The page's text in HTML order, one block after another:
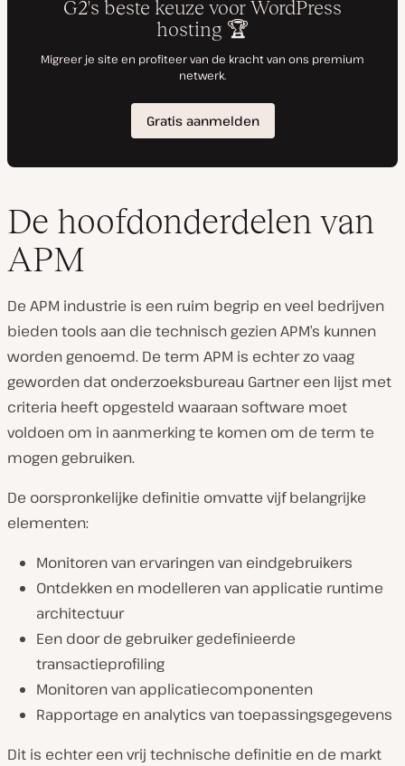
De hoofdonderdelen van
APM
De APM industrie is een ruim begrip en veel bedrijven
bieden tools aan die technisch gezien APM’s kunnen
worden genoemd. De term APM is echter zo vaag
geworden dat onderzoeksbureau Gartner een lijst met
criteria heeft opgesteld waaraan software moet
voldoen om in aanmerking te komen om de term te
mogen gebruiken.
De oorspronkelijke definitie omvatte vijf belangrijke
elementen:
Monitoren van ervaringen van eindgebruikers
Ontdekken en modelleren van applicatie runtime
architectuur
Een door de gebruiker gedefinieerde
transactieprofiling
Monitoren van applicatiecomponenten
Rapportage en analytics van toepassingsgegevens
Dit is echter een vrij technische definitie en de markt